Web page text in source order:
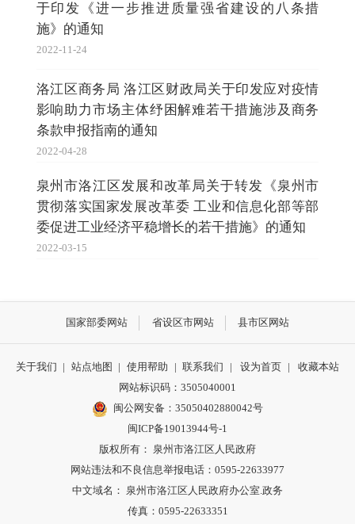
于印发《进一步推进质量强省建设的八条措
施》的通知
2022-11-24
洛江区商务局 洛江区财政局关于印发应对疫情
影响助力市场主体纾困解难若干措施涉及商务
条款申报指南的通知
2022-04-28
泉州市洛江区发展和改革局关于转发《泉州市
贯彻落实国家发展改革委 工业和信息化部等部
委促进工业经济平稳增长的若干措施》的通知
2022-03-15
国家部委网站 省设区市网站 县市区网站
关于我们 | 站点地图 | 使用帮助 | 联系我们 | 设为首页 |
收藏本站
网站标识码：3505040001
闽公网安备：35050402880042号
闽ICP备19013944号-1
版权所有： 泉州市洛江区人民政府
网站违法和不良信息举报电话：0595-22633977
中文域名： 泉州市洛江区人民政府办公室.政务
传真：0595-22633351